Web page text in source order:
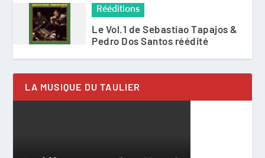
Rééditions
Le Vol.1 de Sebastiao Tapajos &
Pedro Dos Santos réédité
LA MUSIQUE DU TAULIER